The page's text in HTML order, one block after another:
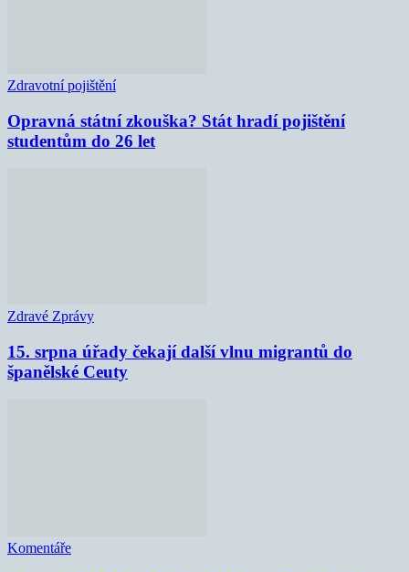
Zdravotní pojištění
Opravná státní zkouška? Stát hradí pojištění
studentům do 26 let
Zdravé Zprávy
15. srpna úřady čekají další vlnu migrantů do
španělské Ceuty
Komentáře